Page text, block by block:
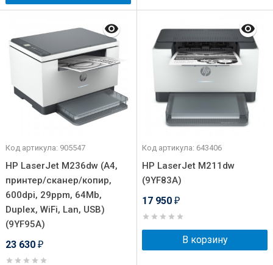
Код артикула: 905547
HP LaserJet M236dw (A4,
принтер/сканер/копир,
600dpi, 29ppm, 64Mb,
Duplex, WiFi, Lan, USB)
(9YF95A)
23 630 ₽
Код артикула: 643406
HP LaserJet M211dw
(9YF83A)
17 950 ₽
В корзину